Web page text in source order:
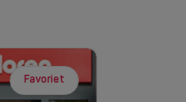
Favoriet